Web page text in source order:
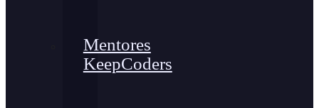
Mentores
KeepCoders